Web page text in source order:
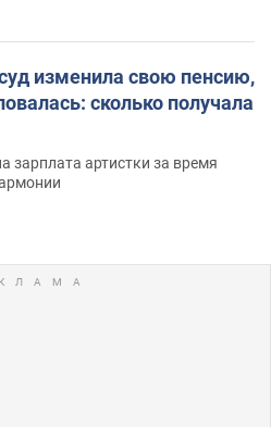
изменила свою пенсию,
сколько получала
зарплата артистки за время